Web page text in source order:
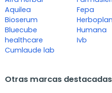
Aquilea
Bioserum
Bluecube
healthcare
Cumlaude lab
Fepa
Humana
Ivb
Otras marcas